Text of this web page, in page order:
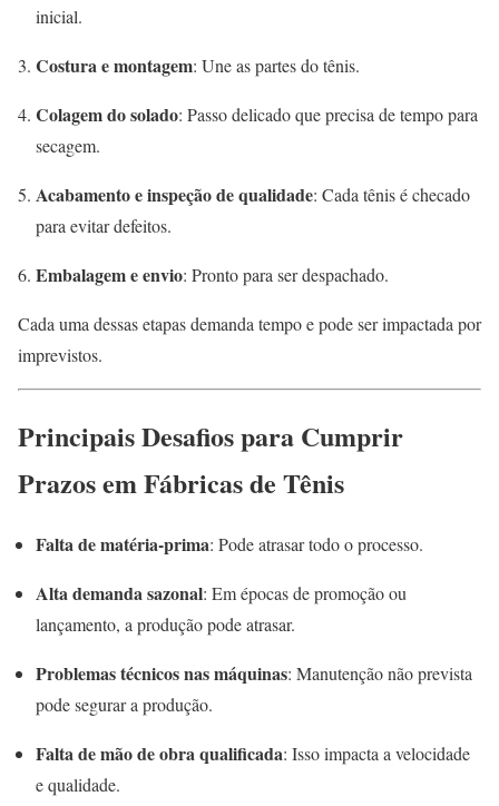
inicial.
Costura e montagem: Une as partes do tênis.
Colagem do solado: Passo delicado que precisa de tempo para
secagem.
Acabamento e inspeção de qualidade: Cada tênis é checado
para evitar defeitos.
Embalagem e envio: Pronto para ser despachado.
Cada uma dessas etapas demanda tempo e pode ser impactada por
imprevistos.
Principais Desafios para Cumprir
Prazos em Fábricas de Tênis
Falta de matéria-prima: Pode atrasar todo o processo.
Alta demanda sazonal: Em épocas de promoção ou
lançamento, a produção pode atrasar.
Problemas técnicos nas máquinas: Manutenção não prevista
pode segurar a produção.
Falta de mão de obra qualificada: Isso impacta a velocidade
e qualidade.